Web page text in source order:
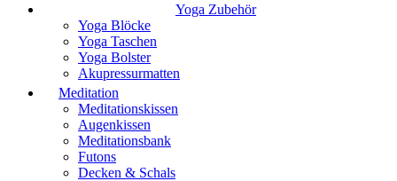
Yoga Zubehör
Yoga Blöcke
Yoga Taschen
Yoga Bolster
Akupressurmatten
Meditation
Meditationskissen
Augenkissen
Meditationsbank
Futons
Decken & Schals